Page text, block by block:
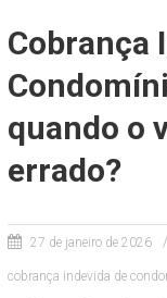
Cobrança
quando o
errado?
27 de janeiro de 2026
cobrança indevida de